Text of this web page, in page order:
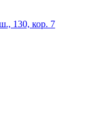
130, кор. 7